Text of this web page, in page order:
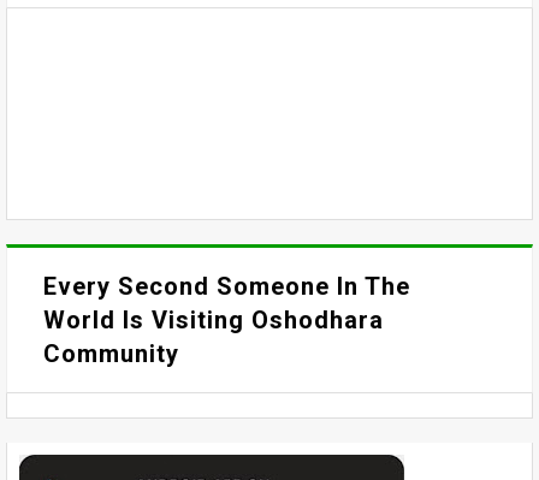
Every Second Someone In The
World Is Visiting Oshodhara
Community